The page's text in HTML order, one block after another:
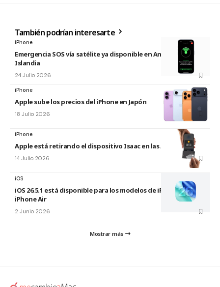
También podrían interesarte
iPhone
Emergencia SOS vía satélite ya disponible en Andorra e
Islandia
24 Julio 2026
iPhone
Apple sube los precios del iPhone en Japón
18 Julio 2026
iPhone
Apple está retirando el dispositivo Isaac en las Apple Store
14 Julio 2026
iOS
iOS 26.5.1 está disponible para los modelos de iPhone 17 y
iPhone Air
2 Junio 2026
Mostrar más